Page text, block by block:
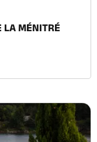
LA MÉNITRÉ